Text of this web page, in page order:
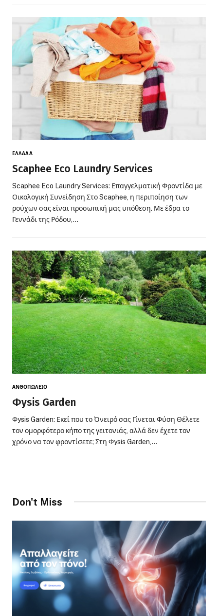
ΕΛΛΆΔΑ
Scaphee Eco Laundry Services
Scaphee Eco Laundry Services: Επαγγελματική Φροντίδα με
Οικολογική Συνείδηση Στο Scaphee, η περιποίηση των
ρούχων σας είναι προσωπική μας υπόθεση. Με έδρα το
Γεννάδι της Ρόδου,…
ΑΝΘΟΠΩΛΕΊΟ
Φysis Garden
Φysis Garden: Εκεί που το Όνειρό σας Γίνεται Φύση Θέλετε
τον ομορφότερο κήπο της γειτονιάς, αλλά δεν έχετε τον
χρόνο να τον φροντίσετε; Στη Φysis Garden,…
Don't Miss